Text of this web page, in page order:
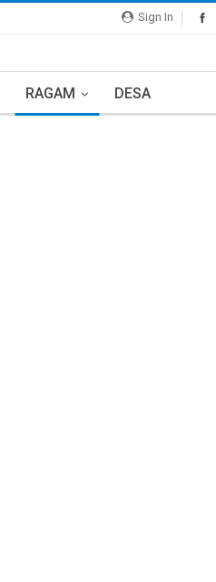
Sign In
RAGAM DESA